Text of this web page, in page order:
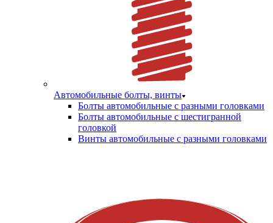
Автомобильные болты, винты
Болты автомобильные с разными головками
Болты автомобильные с шестигранной
головкой
Винты автомобильные с разными головками